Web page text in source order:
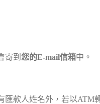
寄到 您的E-mail信箱中。
款人姓名外，若以ATM